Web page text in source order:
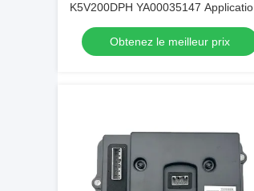
K5V200DPH YA00035147 Application
pour une excavatrice ZX450 470
Obtenez le meilleur prix